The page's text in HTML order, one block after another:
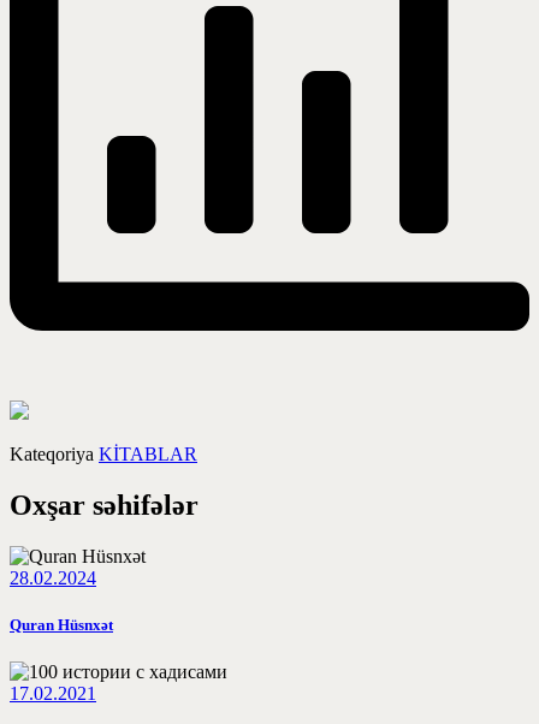
Kateqoriya KİTABLAR
Oxşar səhifələr
28.02.2024
Quran Hüsnxət
17.02.2021